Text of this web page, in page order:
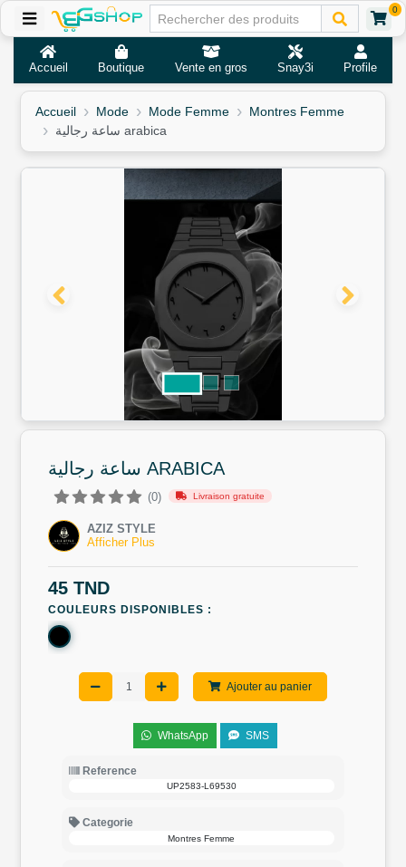
0
Accueil Boutique Vente en gros Snay3i Profile
Accueil Mode Mode Femme
Montres Femme
ساعة رجالية arabica
ساعة رجالية ARABICA
(0) Livraison gratuite
AZIZ STYLE
Afficher Plus
45 TND
COULEURS DISPONIBLES :
Ajouter au panier
WhatsApp SMS
Reference
UP2583-L69530
Categorie
Montres Femme